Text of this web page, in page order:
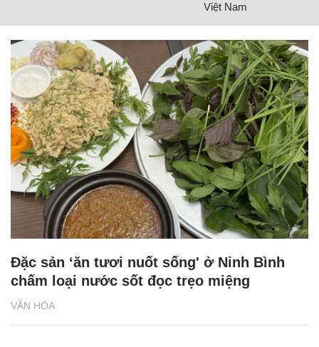
Việt Nam
VĂN HÓA
Đặc sản ‘ăn tươi nuốt sống' ở Ninh Bình
chấm loại nước sốt đọc trẹo miệng